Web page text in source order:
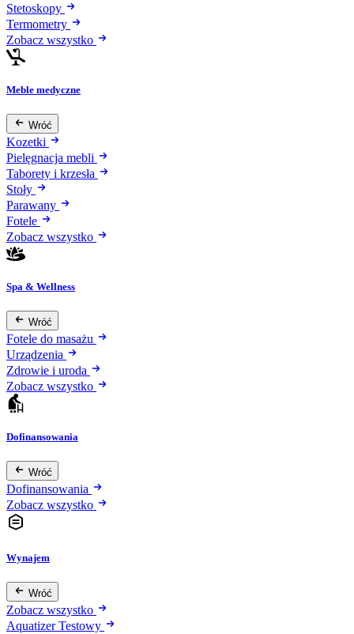
Stetoskopy
Termometry
Zobacz wszystko
Meble medyczne
Wróć
Kozetki
Pielęgnacja mebli
Taborety i krzesła
Stoły
Parawany
Fotele
Zobacz wszystko
Spa & Wellness
Wróć
Fotele do masażu
Urządzenia
Zdrowie i uroda
Zobacz wszystko
Dofinansowania
Wróć
Dofinansowania
Zobacz wszystko
Wynajem
Wróć
Zobacz wszystko
Aquatizer Testowy